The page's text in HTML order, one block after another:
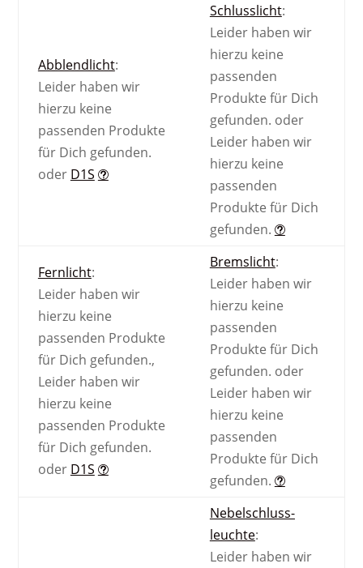
Abblendlicht:
Leider haben wir
hierzu keine
passenden Produkte
für Dich gefunden.
oder D1S
Schlusslicht:
Leider haben wir
hierzu keine
passenden
Produkte für Dich
gefunden. oder
Leider haben wir
hierzu keine
passenden
Produkte für Dich
gefunden.
Fernlicht:
Leider haben wir
hierzu keine
passenden Produkte
für Dich gefunden.,
Leider haben wir
hierzu keine
passenden Produkte
für Dich gefunden.
oder D1S
Bremslicht:
Leider haben wir
hierzu keine
passenden
Produkte für Dich
gefunden. oder
Leider haben wir
hierzu keine
passenden
Produkte für Dich
gefunden.
Nebel­schluss­
leuchte:
Leider haben wir